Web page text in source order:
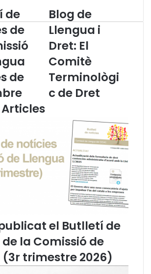
de
de
de
B
l
o
g
d
e
L
e
i
D
r
C
o
i
Blog de
Llengua i
Dret: El
Comitè
Terminològi
c de Dret
el Butlletí de
la Comissió de
(3r trimestre 2026)